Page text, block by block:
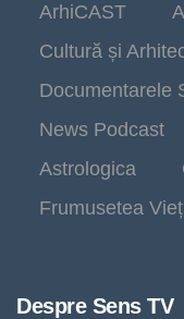
ArhiCAST
Cultură și
Documentarele
News Podcast
Astrologica
Frumusetea
Despre Sens TV